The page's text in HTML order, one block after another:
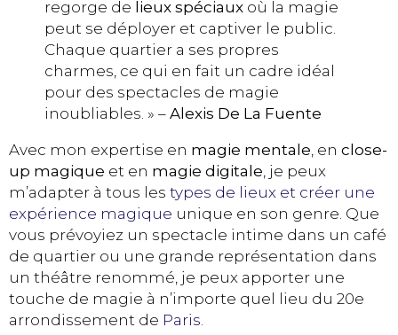
regorge de lieux spéciaux où la magie
peut se déployer et captiver le public.
Chaque quartier a ses propres
charmes, ce qui en fait un cadre idéal
pour des spectacles de magie
inoubliables. » – Alexis De La Fuente
Avec mon expertise en magie mentale , en close-
up magique et en magie digitale , je peux
m’adapter à tous les types de lieux et créer une
expérience magique unique en son genre. Que
vous prévoyiez un spectacle intime dans un café
de quartier ou une grande représentation dans
un théâtre renommé, je peux apporter une
touche de magie à n’importe quel lieu du 20e
arrondissement de Paris